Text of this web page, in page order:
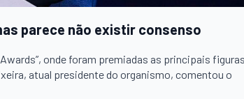
parece não existir consenso
onde foram premiadas as principais figuras
atual presidente do organismo, comentou o